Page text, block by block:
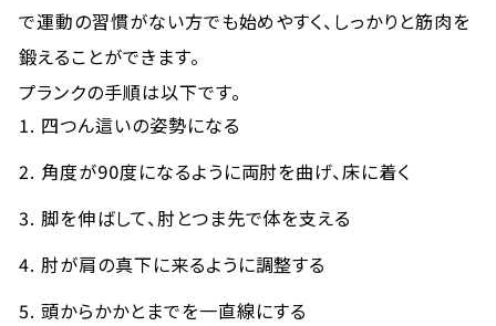
で運動の習慣がない方でも始めやすく、しっかりと筋肉を
鍛えることができます。
プランクの手順は以下です。
四つん這いの姿勢になる
角度が90度になるように両肘を曲げ、床に着く
脚を伸ばして、肘とつま先で体を支える
肘が肩の真下に来るように調整する
頭からかかとまでを一直線にする